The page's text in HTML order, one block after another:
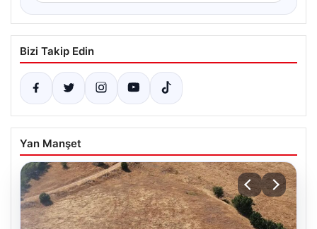
Bizi Takip Edin
Yan Manşet